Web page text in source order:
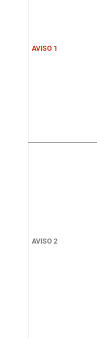
AVISO 1
AVISO 2